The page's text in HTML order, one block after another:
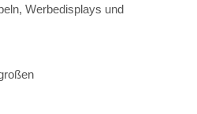
Werbedisplays und